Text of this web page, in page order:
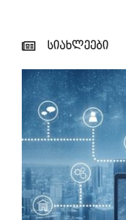
სიახლეები